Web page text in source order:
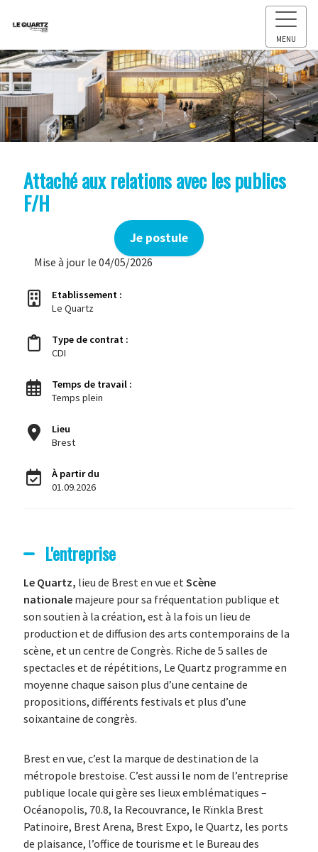
MENU
Attaché aux relations avec les publics
F/H
Je postule
Mise à jour le 04/05/2026
Etablissement :
Le Quartz
Type de contrat :
CDI
Temps de travail :
Temps plein
Lieu
Brest
À partir du
01.09.2026
L'entreprise
Le Quartz, lieu de Brest en vue etScène
nationalemajeure pour sa fréquentation publique et
son soutien à la création, est à la fois un lieu de
production et de diffusion des arts contemporains de la
scène, et un centre de Congrès. Riche de 5 salles de
spectacles et de répétitions, Le Quartz programme en
moyenne chaque saison plus d’une centaine de
propositions, différents festivals et plus d’une
soixantaine de congrès.
Brest en vue, c’est la marque de destination de la
métropole brestoise. C’est aussi le nom de l’entreprise
publique locale qui gère ses lieux emblématiques –
Océanopolis, 70.8, la Recouvrance, le Rïnkla Brest
Patinoire, Brest Arena, Brest Expo, le Quartz, les ports
de plaisance, l’office de tourisme et le Bureau des